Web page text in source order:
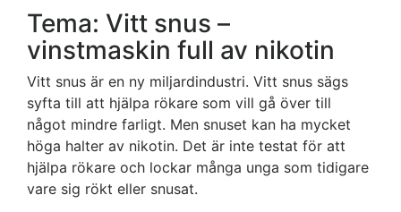
Tema: Vitt snus –
vinstmaskin full av nikotin
Vitt snus är en ny miljardindustri. Vitt snus sägs
syfta till att hjälpa rökare som vill gå över till
något mindre farligt. Men snuset kan ha mycket
höga halter av nikotin. Det är inte testat för att
hjälpa rökare och lockar många unga som tidigare
vare sig rökt eller snusat.